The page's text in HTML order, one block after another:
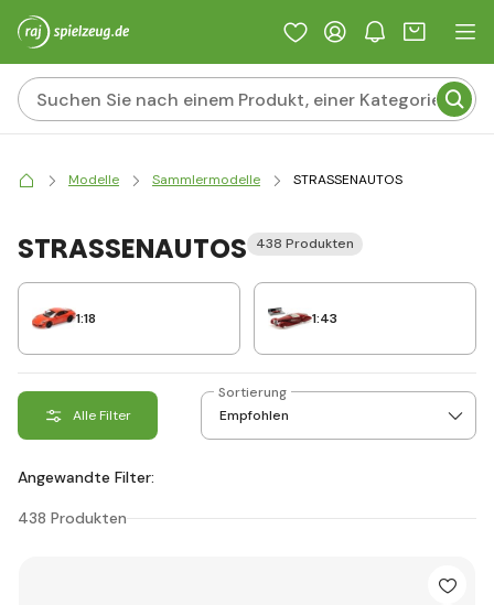
Modelle Sammlermodelle STRASSENAUTOS
STRASSENAUTOS 438 Produkten
1:18 1:43
Alle Filter
Sortierung
Angewandte Filter:
438 Produkten